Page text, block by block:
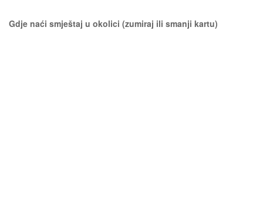
Gdje naći smještaj u okolici (zumiraj ili smanji kartu)